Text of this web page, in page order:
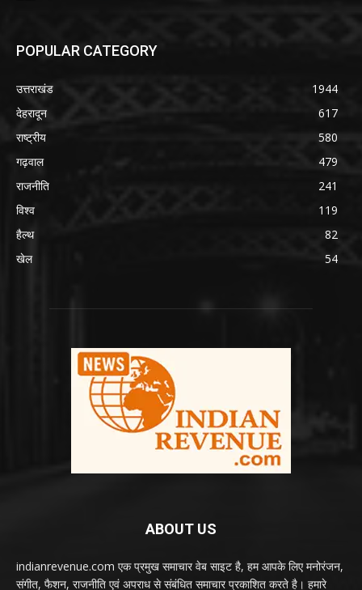
POPULAR CATEGORY
उत्तराखंड
1944
देहरादून
617
राष्ट्रीय
580
गढ़वाल
479
राजनीति
241
विश्व
119
हैल्थ
82
खेल
54
ABOUT US
indianrevenue.com एक प्रमुख समाचार वेब साइट है, हम आपके लिए मनोरंजन,
संगीत, फैशन, राजनीति एवं अपराध से संबंधित समाचार प्रकाशित करते है। हमारे